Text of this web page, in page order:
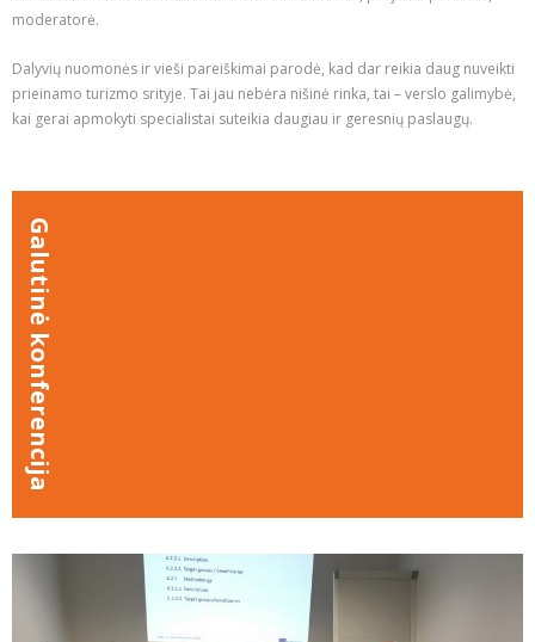
moderatorė.
Dalyvių nuomonės ir vieši pareiškimai parodė, kad dar reikia daug nuveikti
prieinamo turizmo srityje. Tai jau nebėra nišinė rinka, tai – verslo galimybė,
kai gerai apmokyti specialistai suteikia daugiau ir geresnių paslaugų.
Galutinė konferencija